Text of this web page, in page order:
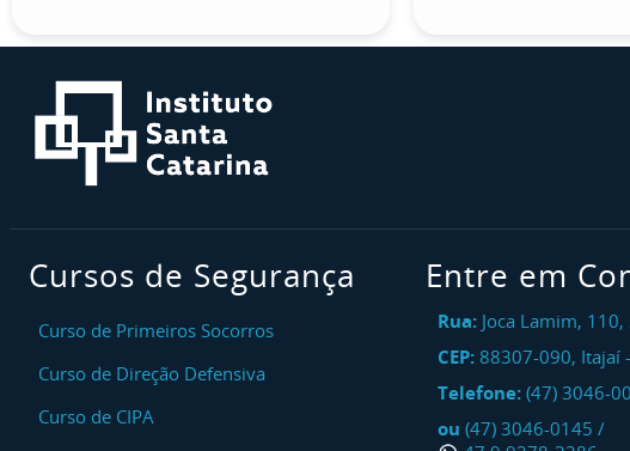
Cursos de Segurança
Curso de Primeiros Socorros
Curso de Direção Defensiva
Curso de CIPA
Entre em
Rua: Joca Lamim, 110,
CEP: 88307-090, Itajaí -
Telefone: (47) 3046-
ou (47) 3046-0145 /